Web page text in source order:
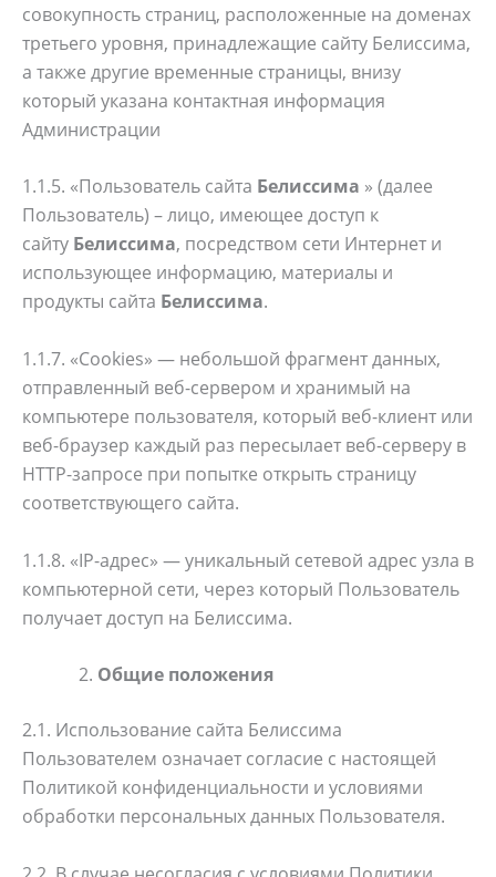
совокупность страниц, расположенные на доменах
третьего уровня, принадлежащие сайту Белиссима,
а также другие временные страницы, внизу
который указана контактная информация
Администрации
1.1.5. «Пользователь сайта Белиссима » (далее
Пользователь) – лицо, имеющее доступ к
сайту Белиссима, посредством сети Интернет и
использующее информацию, материалы и
продукты сайта Белиссима.
1.1.7. «Cookies» — небольшой фрагмент данных,
отправленный веб-сервером и хранимый на
компьютере пользователя, который веб-клиент или
веб-браузер каждый раз пересылает веб-серверу в
HTTP-запросе при попытке открыть страницу
соответствующего сайта.
1.1.8. «IP-адрес» — уникальный сетевой адрес узла в
компьютерной сети, через который Пользователь
получает доступ на Белиссима.
Общие положения
2.1. Использование сайта Белиссима
Пользователем означает согласие с настоящей
Политикой конфиденциальности и условиями
обработки персональных данных Пользователя.